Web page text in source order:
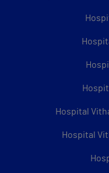
Hospital
Hospital